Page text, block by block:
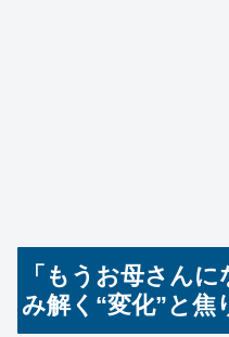
「もうお母さん
み解く“変化”と焦